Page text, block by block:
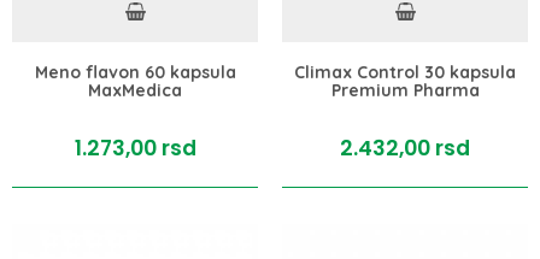
Meno flavon 60 kapsula
MaxMedica
1.273,00 rsd
Climax Control 30 kapsula
Premium Pharma
2.432,00 rsd